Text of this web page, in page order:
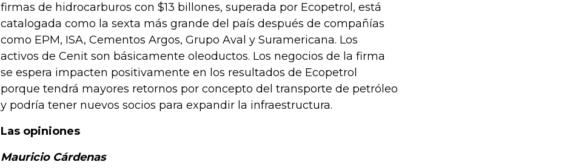
firmas de hidrocarburos con $13 billones, superada por Ecopetrol, está
catalogada como la sexta más grande del país después de compañías
como EPM, ISA, Cementos Argos, Grupo Aval y Suramericana. Los
activos de Cenit son básicamente oleoductos. Los negocios de la firma
se espera impacten positivamente en los resultados de Ecopetrol
porque tendrá mayores retornos por concepto del transporte de petróleo
y podría tener nuevos socios para expandir la infraestructura.
Las opiniones
Mauricio Cárdenas